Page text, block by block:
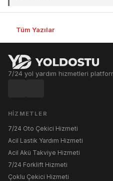
Tüm Yazılar
7/24 yol yardım hizmetleri
HIZMETLER
7/24 Oto Çekici Hizmeti
Acil Lastik Yardım Hizmeti
Acil Akü Takviye Hizmeti
7/24 Forklift Hizmeti
Çoklu Çekici Hizmeti